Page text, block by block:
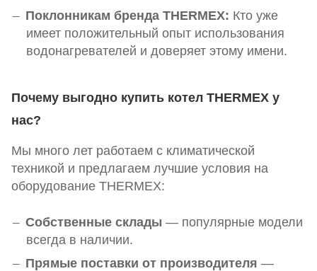
Поклонникам бренда THERMEX: Кто уже
имеет положительный опыт использования
водонагревателей и доверяет этому имени.
Почему выгодно купить котел THERMEX у
нас?
Мы много лет работаем с климатической
техникой и предлагаем лучшие условия на
оборудование THERMEX:
Собственные склады — популярные модели
всегда в наличии.
Прямые поставки от производителя —